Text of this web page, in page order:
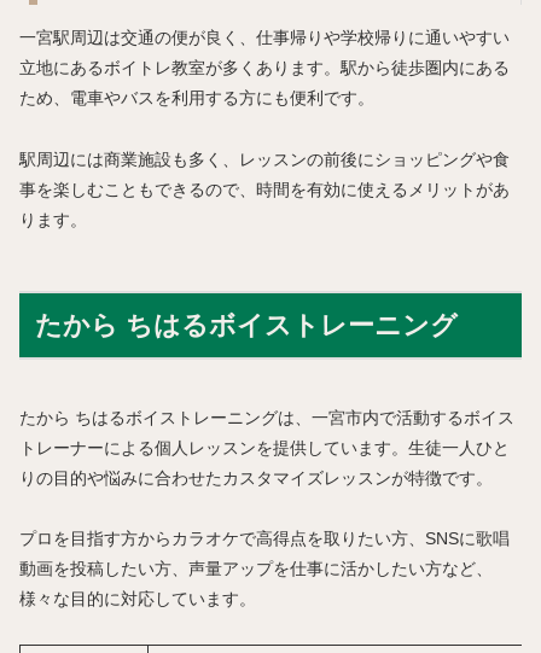
一宮駅周辺は交通の便が良く、仕事帰りや学校帰りに通いやすい
立地にあるボイトレ教室が多くあります。駅から徒歩圏内にある
ため、電車やバスを利用する方にも便利です。
駅周辺には商業施設も多く、レッスンの前後にショッピングや食
事を楽しむこともできるので、時間を有効に使えるメリットがあ
ります。
たから ちはるボイストレーニング
たから ちはるボイストレーニングは、一宮市内で活動するボイス
トレーナーによる個人レッスンを提供しています。生徒一人ひと
りの目的や悩みに合わせたカスタマイズレッスンが特徴です。
プロを目指す方からカラオケで高得点を取りたい方、SNSに歌唱
動画を投稿したい方、声量アップを仕事に活かしたい方など、
様々な目的に対応しています。